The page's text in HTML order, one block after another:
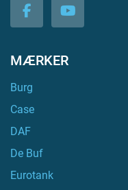
facebookyoutube
MÆRKER
Burg
Case
DAF
De Buf
Eurotank